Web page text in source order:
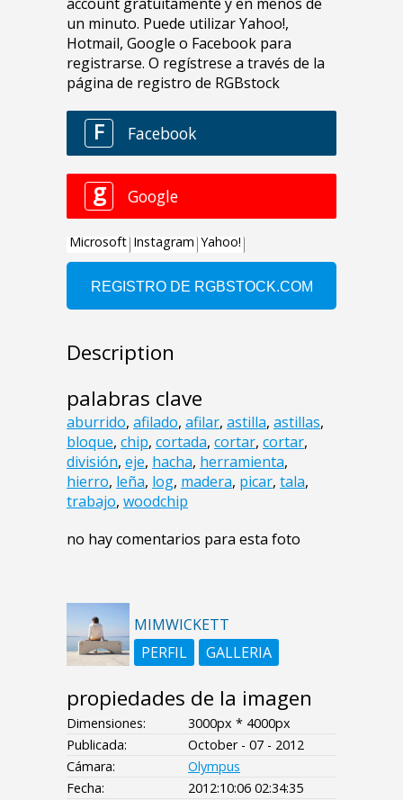
Description
palabras clave
aburrido, afilado, afilar, astilla, astillas,
bloque, chip, cortada, cortar, cortar,
división, eje, hacha, herramienta,
hierro, leña, log, madera, picar, tala,
trabajo, woodchip
no hay comentarios para esta foto
MIMWICKETT
PERFIL
GALLERIA
propiedades de la imagen
Dimensiones:
3000px * 4000px
Publicada:
October - 07 - 2012
Cámara:
Olympus
Fecha:
2012:10:06 02:34:35